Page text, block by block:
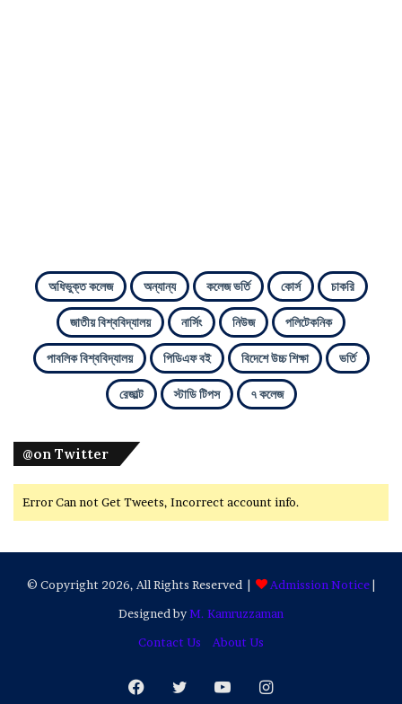
অধিভুক্ত কলেজ অন্যান্য কলেজ ভর্তি কোর্স চাকরি
জাতীয় বিশ্ববিদ্যালয় নার্সিং নিউজ পলিটেকনিক
পাবলিক বিশ্ববিদ্যালয় পিডিএফ বই বিদেশে উচ্চ শিক্ষা ভর্তি
রেজাল্ট স্টাডি টিপস ৭ কলেজ
@on Twitter
Error Can not Get Tweets, Incorrect account info.
© Copyright 2026, All Rights Reserved | Admission Notice|
Designed byM. Kamruzzaman
Contact Us
About Us
Facebook
TwitterYouTubeInstagram